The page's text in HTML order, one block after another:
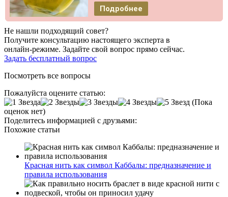
Подробнее
Не нашли подходящий совет?
Получите консультацию настоящего эксперта в
онлайн-режиме. Задайте свой вопрос прямо сейчас.
Задать бесплатный вопрос
Посмотреть все вопросы
Пожалуйста оцените статью:
(Пока
оценок нет)
Поделитесь информацией с друзьями:
Похожие статьи
Красная нить как символ Каббалы: предназначение и
правила использования